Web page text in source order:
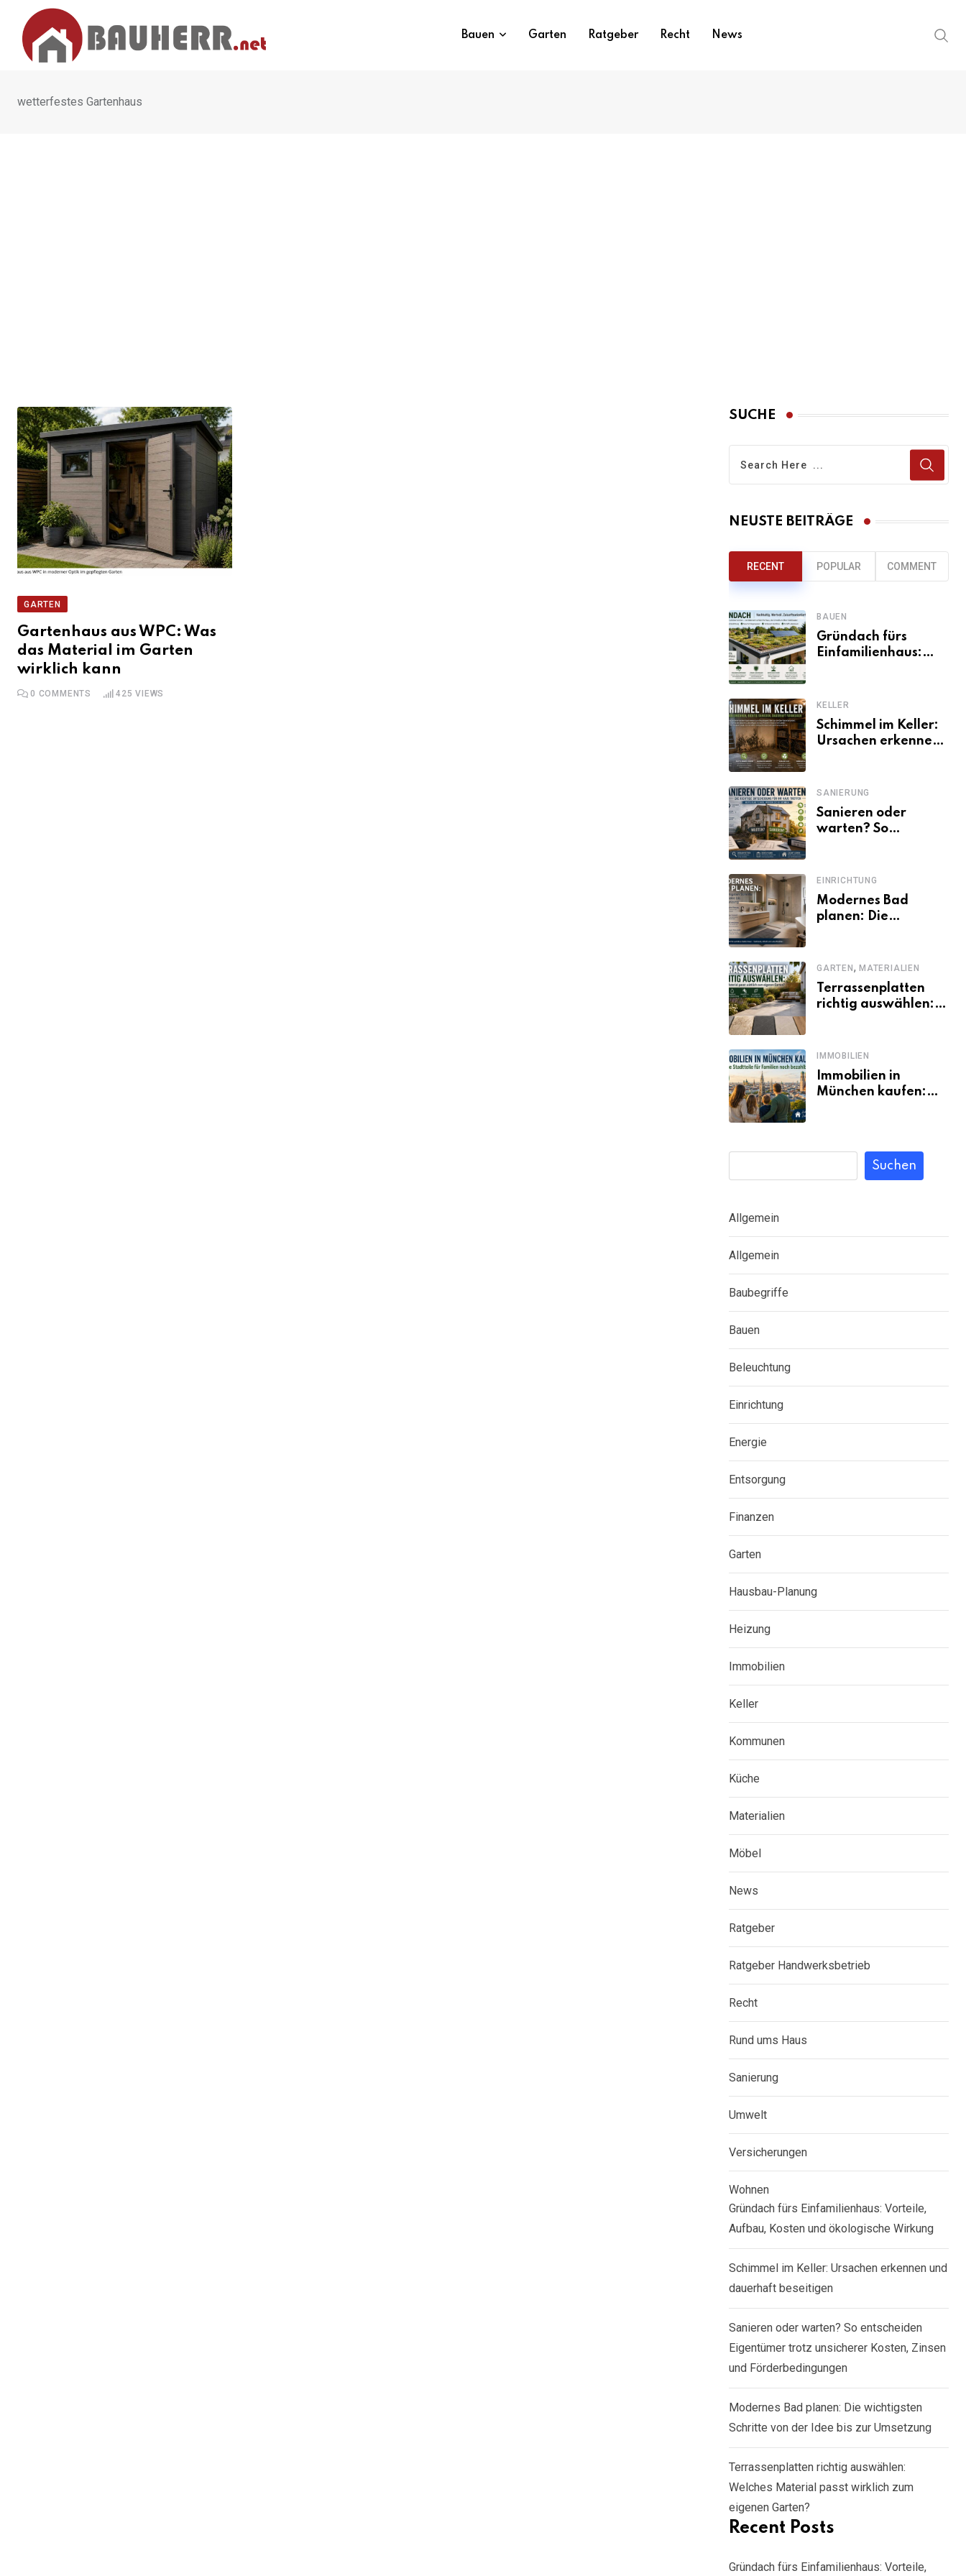
content
Bauen Garten Ratgeber Recht News
wetterfestes Gartenhaus
GARTEN
Gartenhaus aus WPC: Was
das Material im Garten
wirklich kann
0 COMMENTS 425 VIEWS
SUCHE
NEUSTE BEITRÄGE
RECENT POPULAR COMMENT
BAUEN
Gründach fürs
Einfamilienhaus:
ökologische Wirkung
KELLER
Schimmel im Keller:
Ursachen erkennen
SANIERUNG
Sanieren oder
warten? So
unsicherer Kosten,
Zinsen und
Förderbedingungen
EINRICHTUNG
Modernes Bad
planen: Die
Umsetzung
GARTEN, MATERIALIEN
Terrassenplatten
richtig auswählen:
eigenen Garten?
IMMOBILIEN
Immobilien in
München kaufen:
Suchen
Allgemein
Allgemein
Baubegriffe
Bauen
Beleuchtung
Einrichtung
Energie
Entsorgung
Finanzen
Garten
Hausbau-Planung
Heizung
Immobilien
Keller
Kommunen
Küche
Materialien
Möbel
News
Ratgeber
Ratgeber Handwerksbetrieb
Recht
Rund ums Haus
Sanierung
Umwelt
Versicherungen
Wohnen
Gründach fürs Einfamilienhaus: Vorteile,
Aufbau, Kosten und ökologische Wirkung
Schimmel im Keller: Ursachen erkennen und
dauerhaft beseitigen
Sanieren oder warten? So entscheiden
Eigentümer trotz unsicherer Kosten, Zinsen
und Förderbedingungen
Modernes Bad planen: Die wichtigsten
Schritte von der Idee bis zur Umsetzung
Terrassenplatten richtig auswählen:
Welches Material passt wirklich zum
eigenen Garten?
Recent Posts
Gründach fürs Einfamilienhaus: Vorteile,